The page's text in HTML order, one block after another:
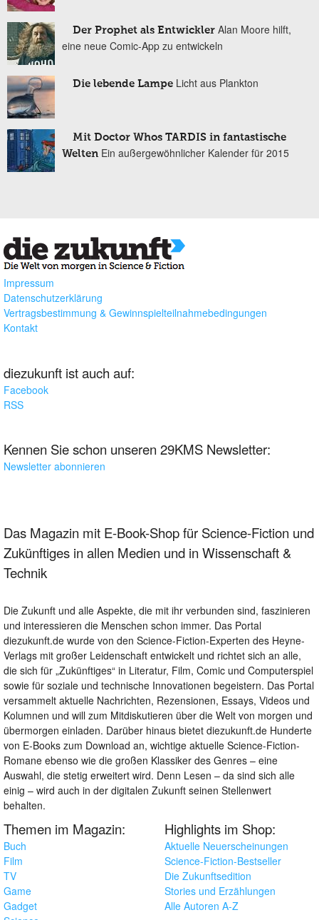
Der Prophet als Entwickler Alan Moore hilft,
eine neue Comic-App zu entwickeln
Die lebende Lampe Licht aus Plankton
Mit Doctor Whos TARDIS in fantastische
Welten Ein außergewöhnlicher Kalender für 2015
Impressum
Datenschutzerklärung
Vertragsbestimmung & Gewinnspielteilnahmebedingungen
Kontakt
diezukunft ist auch auf:
Facebook
RSS
Kennen Sie schon unseren 29KMS Newsletter:
Newsletter abonnieren
Das Magazin mit E-Book-Shop für Science-Fiction und
Zukünftiges in allen Medien und in Wissenschaft &
Technik
Die Zukunft und alle Aspekte, die mit ihr verbunden sind, faszinieren
und interessieren die Menschen schon immer. Das Portal
diezukunft.de wurde von den Science-Fiction-Experten des Heyne-
Verlags mit großer Leidenschaft entwickelt und richtet sich an alle,
die sich für „Zukünftiges“ in Literatur, Film, Comic und Computerspiel
sowie für soziale und technische Innovationen begeistern. Das Portal
versammelt aktuelle Nachrichten, Rezensionen, Essays, Videos und
Kolumnen und will zum Mitdiskutieren über die Welt von morgen und
übermorgen einladen. Darüber hinaus bietet diezukunft.de Hunderte
von E-Books zum Download an, wichtige aktuelle Science-Fiction-
Romane ebenso wie die großen Klassiker des Genres – eine
Auswahl, die stetig erweitert wird. Denn Lesen – da sind sich alle
einig – wird auch in der digitalen Zukunft seinen Stellenwert
behalten.
Themen im Magazin:
Buch
Film
TV
Game
Gadget
Highlights im Shop:
Aktuelle Neuerscheinungen
Science-Fiction-Bestseller
Die Zukunftsedition
Stories und Erzählungen
Alle Autoren A-Z